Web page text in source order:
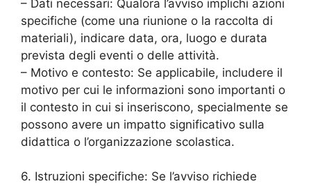
– Dati necessari: Qualora l’avviso implichi azioni
specifiche (come una riunione o la raccolta di
materiali), indicare data, ora, luogo e durata
prevista degli eventi o delle attività.
– Motivo e contesto: Se applicabile, includere il
motivo per cui le informazioni sono importanti o
il contesto in cui si inseriscono, specialmente se
possono avere un impatto significativo sulla
didattica o l’organizzazione scolastica.
6. Istruzioni specifiche: Se l’avviso richiede